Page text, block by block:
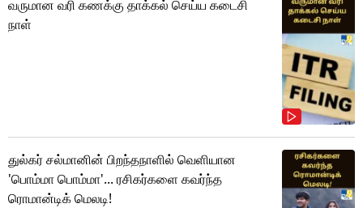
வருமான வரி கணக்கு தாக்கல் செய்ய கடைசி
நாள்
துல்கர் சல்மானின் பிறந்தநாளில் வெளியான
'பொம்மா பொம்மா'... ரசிகர்களை கவர்ந்த
ரொமான்டிக் மெலடி!